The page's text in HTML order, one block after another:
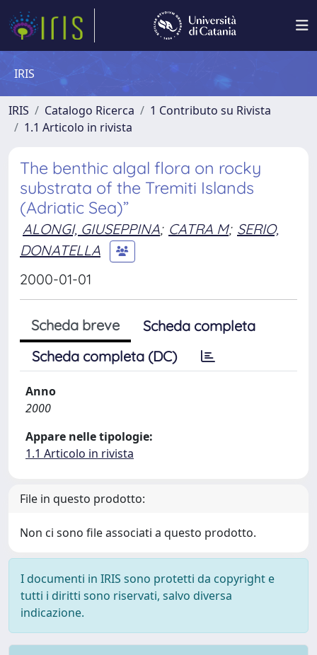
IRIS
IRIS Catalogo Ricerca
1 Contributo su Rivista
1.1 Articolo in rivista
The benthic algal flora on rocky
substrata of the Tremiti Islands
(Adriatic Sea)”
ALONGI, GIUSEPPINA; CATRA M; SERIO,
DONATELLA
2000-01-01
Scheda breve
Scheda completa
Scheda completa (DC)
Anno
2000
Appare nelle tipologie:
1.1 Articolo in rivista
File in questo prodotto:
Non ci sono file associati a questo prodotto.
I documenti in IRIS sono protetti da copyright e
tutti i diritti sono riservati, salvo diversa
indicazione.